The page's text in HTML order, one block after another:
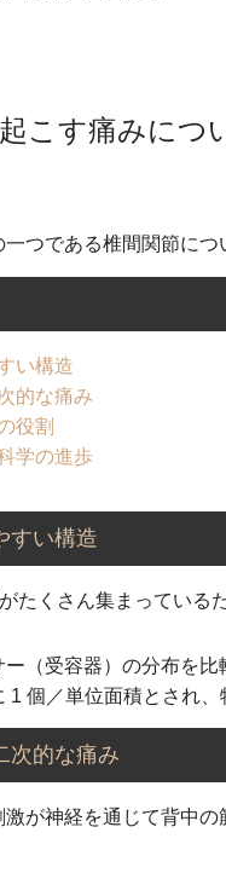
こす痛みにつ
つである椎間関節につ
い構造
的な痛み
役割
学の進歩
すい構造
たくさん集まっているた
（受容器）の分布を
個／単位面積とされ
次的な痛み
が神経を通じて背中